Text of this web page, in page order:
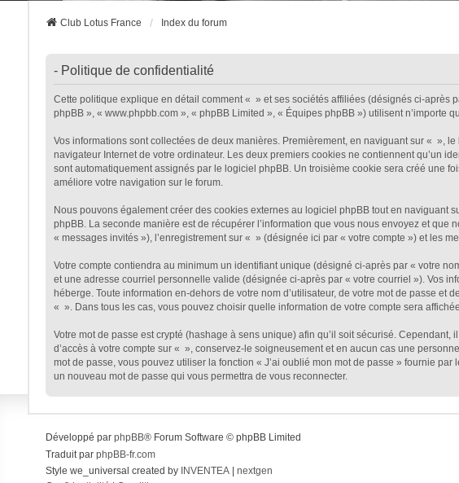
Club Lotus France Index du forum
- Politique de confidentialité
Cette politique explique en détail comment « » et ses sociétés affiliées (désignés ci-après
phpBB », « www.phpbb.com », « phpBB Limited », « Équipes phpBB ») utilisent
Vos informations sont collectées de deux manières. Premièrement, en naviguant sur « »,
navigateur Internet de votre ordinateur. Les deux premiers cookies ne contiennent qu’un
sont automatiquement assignés par le logiciel phpBB. Un troisième cookie sera créé une
améliore votre navigation sur le forum.
Nous pouvons également créer des cookies externes au logiciel phpBB tout en
phpBB. La seconde manière est de récupérer l’information que vous nous envoyez et
« messages invités »), l’enregistrement sur « » (désignée ici par « votre compte ») et les
Votre compte contiendra au minimum un identifiant unique (désigné ci-après par « votre
et une adresse courriel personnelle valide (désignée ci-après par « votre courriel »). Vos
héberge. Toute information en-dehors de votre nom d’utilisateur, de votre mot de passe
« ». Dans tous les cas, vous pouvez choisir quelle information de votre compte sera
Votre mot de passe est crypté (hashage à sens unique) afin qu’il soit sécurisé.
d’accès à votre compte sur « », conservez-le soigneusement et en aucun cas une
mot de passe, vous pouvez utiliser la fonction « J’ai oublié mon mot de passe » fournie
un nouveau mot de passe qui vous permettra de vous reconnecter.
Développé par phpBB® Forum Software © phpBB Limited
Traduit par phpBB-fr.com
Style we_universal created by INVENTEA| nextgen